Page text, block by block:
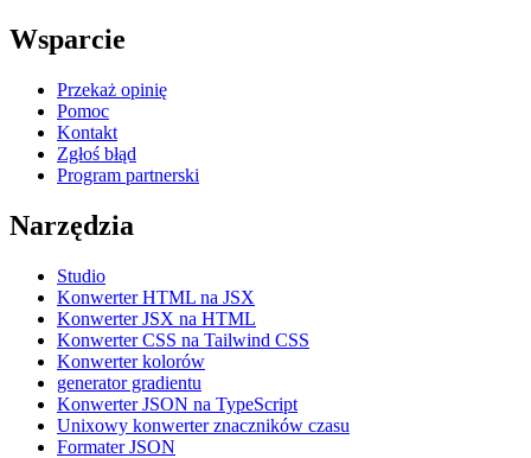
Wsparcie
Przekaż opinię
Pomoc
Kontakt
Zgłoś błąd
Program partnerski
Narzędzia
Studio
Konwerter HTML na JSX
Konwerter JSX na HTML
Konwerter CSS na Tailwind CSS
Konwerter kolorów
generator gradientu
Konwerter JSON na TypeScript
Unixowy konwerter znaczników czasu
Formater JSON